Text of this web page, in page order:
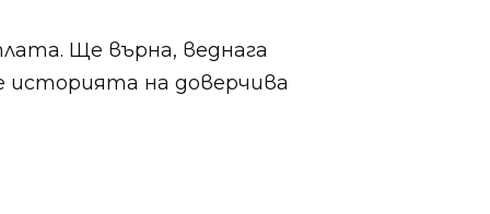
Ще върна, веднага
на доверчива